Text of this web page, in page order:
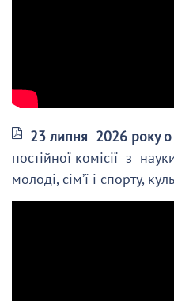
23 липня 2026 року
постійної комісії з
молоді, сім’ї і спорту,